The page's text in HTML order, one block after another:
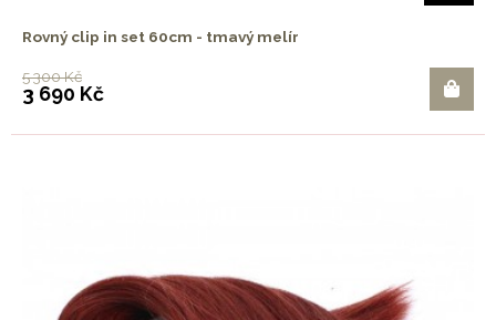
Rovný clip in set 60cm - tmavý melír
5 300 Kč
3 690 Kč